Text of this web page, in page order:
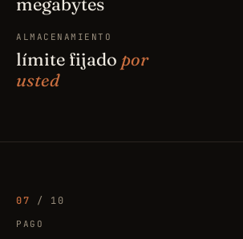
ALMACENAMIENTO
límite fijado por
usted
07 / 10
PAGO